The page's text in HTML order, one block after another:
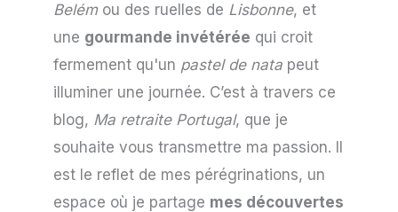
Belémou des ruelles de Lisbonne, et
une gourmande invétérée qui croit
fermement qu'un pastel de nata peut
illuminer une journée. C’est à travers ce
blog, Ma retraite Portugal, que je
souhaite vous transmettre ma passion. Il
est le reflet de mes pérégrinations, un
espace où je partage mes découvertes